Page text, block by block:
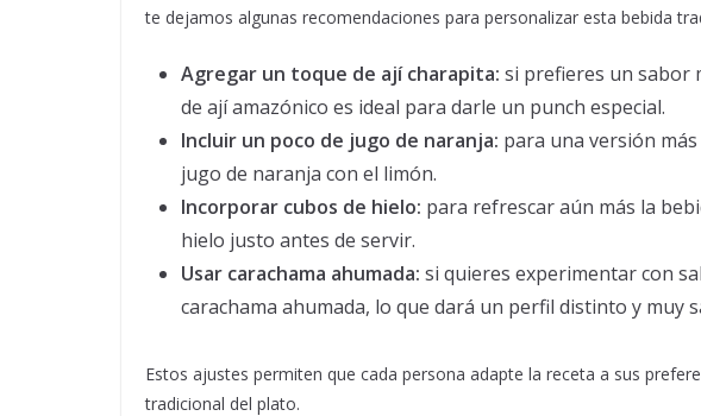
te dejamos algunas recomendaciones para personalizar esta bebida
Agregar un toque de ají charapita: si prefieres un sabor
de ají amazónico es ideal para darle un punch especial.
Incluir un poco de jugo de naranja: para una versión
jugo de naranja con el limón.
Incorporar cubos de hielo: para refrescar aún más la
hielo justo antes de servir.
Usar carachama ahumada: si quieres experimentar con
carachama ahumada, lo que dará un perfil distinto y muy
Estos ajustes permiten que cada persona adapte la receta a sus
tradicional del plato.